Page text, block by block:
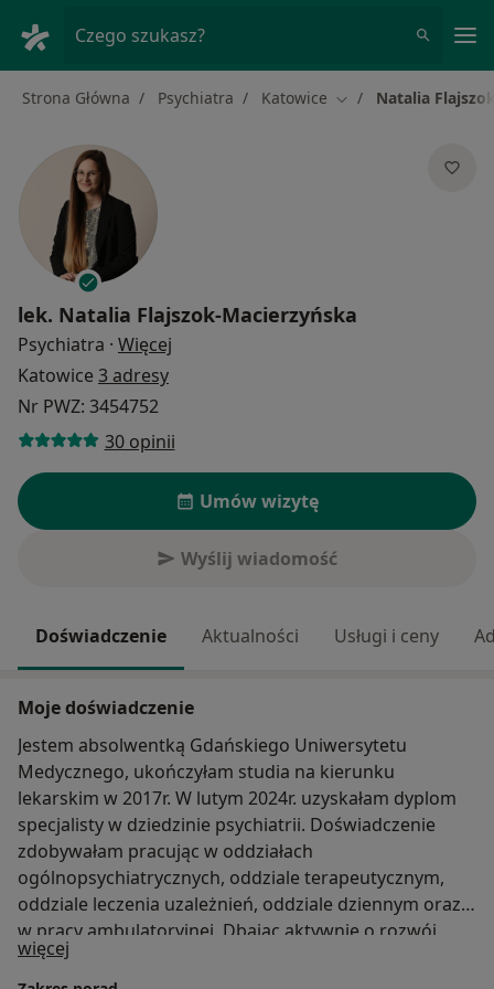
Czego szukasz?
Strona Główna Psychiatra Katowice Zmień miasto
Natalia
lek. Natalia Flajszok-Macierzyńska
Psychiatra · Więcej
Katowice 3 adresy
Nr PWZ: 3454752
30 opinii
Umów wizytę
Wyślij wiadomość
Doświadczenie Aktualności Usługi i ceny
Moje doświadczenie
Jestem absolwentką Gdańskiego Uniwersytetu
Medycznego, ukończyłam studia na kierunku
lekarskim w 2017r. W lutym 2024r. uzyskałam dyplom
specjalisty w dziedzinie psychiatrii. Doświadczenie
zdobywałam pracując w oddziałach
ogólnopsychiatrycznych, oddziale terapeutycznym,
oddziale leczenia uzależnień, oddziale dziennym oraz
w pracy ambulatoryjnej. Dbając aktywnie o rozwój
swoich kompetencji oraz aktualizację swojej wiedzy
regularnie uczestniczę w kursach i konferencjach
więcej